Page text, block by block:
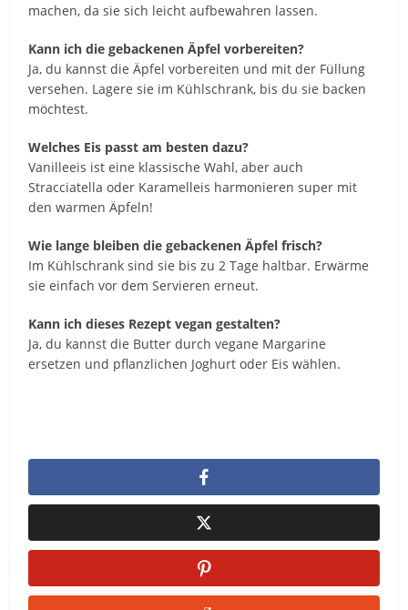
machen, da sie sich leicht aufbewahren lassen.
Kann ich die gebackenen Äpfel vorbereiten?
Ja, du kannst die Äpfel vorbereiten und mit der Füllung
versehen. Lagere sie im Kühlschrank, bis du sie backen
möchtest.
Welches Eis passt am besten dazu?
Vanilleeis ist eine klassische Wahl, aber auch
Stracciatella oder Karamelleis harmonieren super mit
den warmen Äpfeln!
Wie lange bleiben die gebackenen Äpfel frisch?
Im Kühlschrank sind sie bis zu 2 Tage haltbar. Erwärme
sie einfach vor dem Servieren erneut.
Kann ich dieses Rezept vegan gestalten?
Ja, du kannst die Butter durch vegane Margarine
ersetzen und pflanzlichen Joghurt oder Eis wählen.